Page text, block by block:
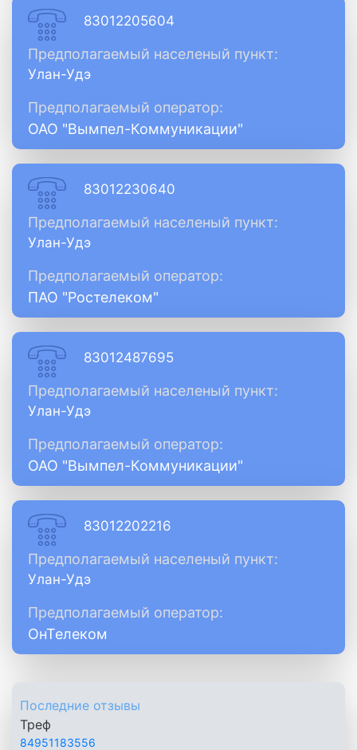
83012205604
Предполагаемый населеный пункт:
Улан-Удэ
Предполагаемый оператор:
ОАО "Вымпел-Коммуникации"
83012230640
Предполагаемый населеный пункт:
Улан-Удэ
Предполагаемый оператор:
ПАО "Ростелеком"
83012487695
Предполагаемый населеный пункт:
Улан-Удэ
Предполагаемый оператор:
ОАО "Вымпел-Коммуникации"
83012202216
Предполагаемый населеный пункт:
Улан-Удэ
Предполагаемый оператор:
ОнТелеком
Последние отзывы
Треф
84951183556